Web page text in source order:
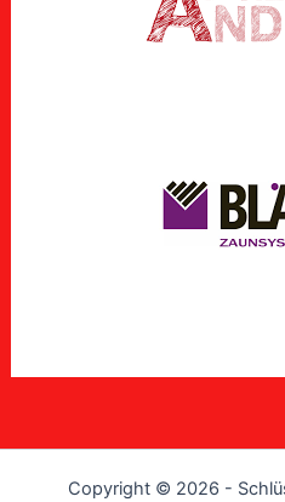
Copyright © 2026 -